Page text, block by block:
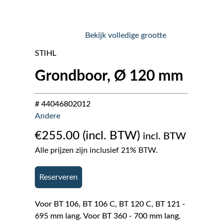
Tuin & Park Contact
Bekijk volledige grootte
STIHL
Grondboor, Ø 120 mm
# 44046802012
Andere
€255.00 incl. BTW
Alle prijzen zijn inclusief 21% BTW.
Reserveren
Voor BT 106, BT 106 C, BT 120 C, BT 121 -
695 mm lang. Voor BT 360 - 700 mm lang.